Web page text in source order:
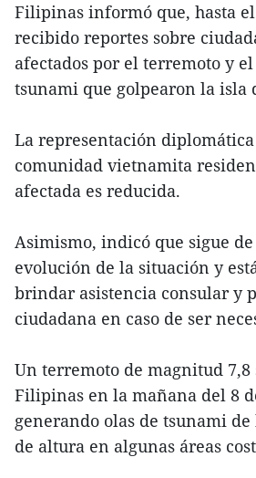
Filipinas informó que, hasta
recibido reportes sobre
afectados por el terremoto y
tsunami que golpearon la isla
La representación
comunidad vietnamita
afectada es reducida.
Asimismo, indicó que sigue
evolución de la situación y
brindar asistencia consular y
ciudadana en caso de ser
Un terremoto de magnitud 7,8
Filipinas en la mañana del 8
generando olas de tsunami de
de altura en algunas áreas